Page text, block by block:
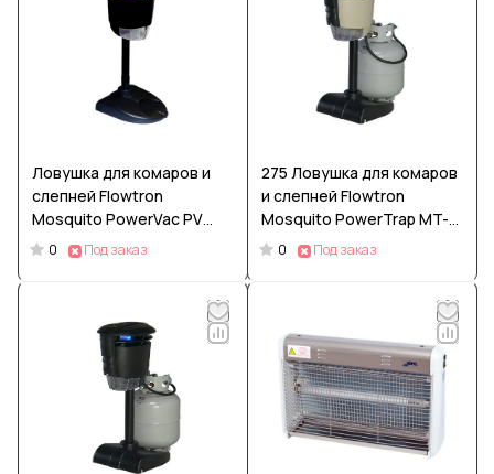
Ловушка для комаров и
слепней Flowtron
Mosquito PowerVac PV
440
0 Под заказ
275 Ловушка для комаров
и слепней Flowtron
Mosquito PowerTrap MT-
275
0 Под заказ